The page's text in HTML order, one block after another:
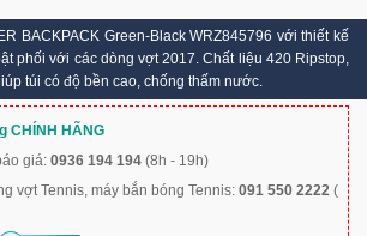
BACKPACK Green-Black WRZ845796 với thiết kế
phối với các dòng vợt 2017. Chất liệu 420 Ripstop,
túi có độ bền cao, chống thấm nước.
CHÍNH HÃNG
giá: 0936 194 194 (8h - 19h)
vợt Tennis, máy bắn bóng Tennis: 091 550 2222 (